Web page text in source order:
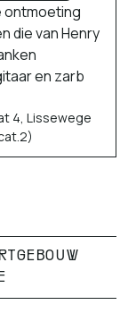
ontmoeting
die van Henry
en zarb
4, Lissewege